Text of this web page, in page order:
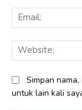
Simpan
untuk lain kali